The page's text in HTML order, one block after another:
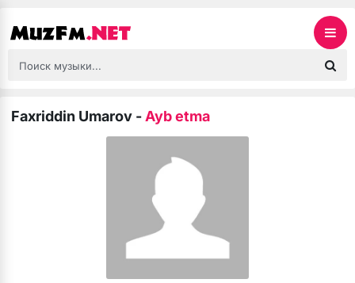
Faxriddin Umarov - Ayb etma